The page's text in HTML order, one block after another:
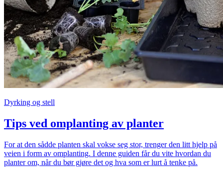
Dyrking og stell
Tips ved omplanting av planter
For at den sådde planten skal vokse seg stor, trenger den litt hjelp på
veien i form av omplanting. I denne guiden får du vite hvordan du
planter om, når du bør gjøre det og hva som er lurt å tenke på.